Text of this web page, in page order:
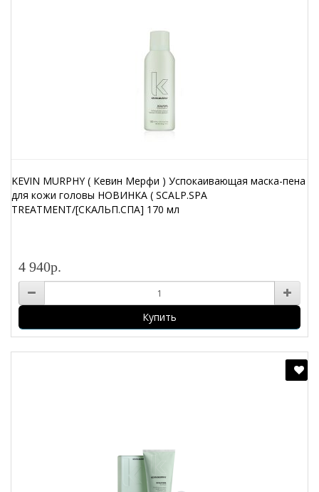
KEVIN MURPHY ( Кевин Мерфи ) Успокаивающая маска-пена
для кожи головы НОВИНКА ( SCALP.SPA
TREATMENT/[СКАЛЬП.СПА] 170 мл
4 940р.
Купить